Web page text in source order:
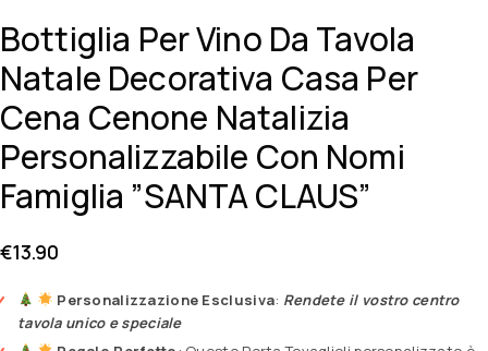
Bottiglia Per Vino Da Tavola
Natale Decorativa Casa Per
Cena Cenone Natalizia
Personalizzabile Con Nomi
Famiglia ”SANTA CLAUS”
€13.90
Personalizzazione Esclusiva: Rendete il vostro centro
tavola unico e speciale